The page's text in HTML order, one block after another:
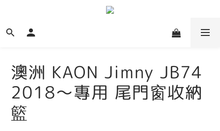
澳洲 KAON Jimny JB74
2018～專用 尾門窗收納
籃